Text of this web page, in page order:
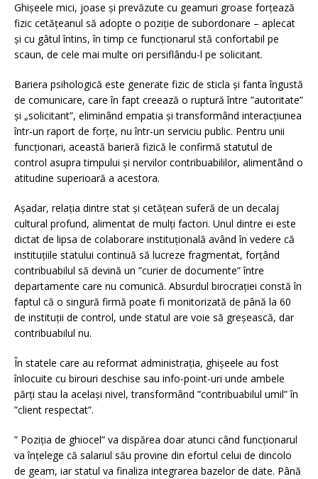
Ghișeele mici, joase și prevăzute cu geamuri groase forțează
fizic cetățeanul să adopte o poziție de subordonare – aplecat
și cu gâtul întins, în timp ce funcționarul stă confortabil pe
scaun, de cele mai multe ori persiflându-l pe solicitant.
Bariera psihologică este generate fizic de sticla și fanta îngustă
de comunicare, care în fapt creează o ruptură între ”autoritate”
și „solicitant”, eliminând empatia și transformând interacțiunea
într-un raport de forțe, nu într-un serviciu public. Pentru unii
funcționari, această barieră fizică le confirmă statutul de
control asupra timpului și nervilor contribuabililor, alimentând o
atitudine superioară a acestora.
Așadar, relația dintre stat și cetățean suferă de un decalaj
cultural profund, alimentat de mulți factori. Unul dintre ei este
dictat de lipsa de colaborare instituțională având în vedere că
instituțiile statului continuă să lucreze fragmentat, forțând
contribuabilul să devină un ”curier de documente” între
departamente care nu comunică. Absurdul birocrației constă în
faptul că o singură firmă poate fi monitorizată de până la 60
de instituții de control, unde statul are voie să greșească, dar
contribuabilul nu.
În statele care au reformat administrația, ghișeele au fost
înlocuite cu birouri deschise sau info-point-uri unde ambele
părți stau la același nivel, transformând ”contribuabilul umil” în
”client respectat”.
” Poziția de ghiocel” va dispărea doar atunci când funcționarul
va înțelege că salariul său provine din efortul celui de dincolo
de geam, iar statul va finaliza integrarea bazelor de date. Până